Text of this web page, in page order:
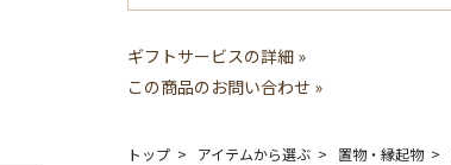
ギフトサービスの詳細 »
この商品のお問い合わせ »
トップ アイテムから選ぶ 置物・縁起物